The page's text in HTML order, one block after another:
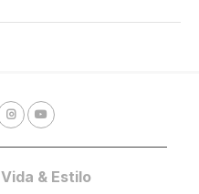
Vida & Estilo